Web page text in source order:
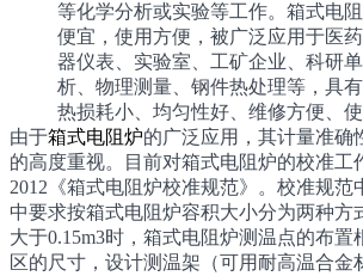
等化学分析或实验等工作。箱式电
便宜，使用方便，被广泛应用于医
器仪表、实验室、工矿企业、科研
析、物理测量、钢件热处理等，具有
热损耗小、均匀性好、维修方便、使
由于箱式电阻炉的广泛应用，其计量准确
的高度重视。目前对箱式电阻炉的校准工
2012《箱式电阻炉校准规范》。校准规范
中要求按箱式电阻炉容积大小分为两种方
大于0.15m3时，箱式电阻炉测温点的布置
区的尺寸，设计测温架（可用耐高温合金